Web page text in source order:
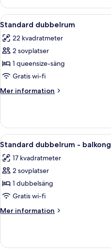
dubbelrum
(Ground
floor)
Öppna
alla
foton
för
Standard
dubbelrum
6
Standard dubbelrum
22 kvadratmeter
2 sovplatser
1 queensize-säng
Gratis wi-fi
Mer information
Mer
dubbelrum
Öppna
alla
foton
för
Standard
dubbelrum
-
balkong
9
Standard dubbelrum - balkong
17 kvadratmeter
2 sovplatser
1 dubbelsäng
Gratis wi-fi
Mer information
Mer
dubbelrum